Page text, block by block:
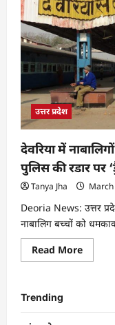
उत्तर प्रदेश
देवरिया में
पुलिस की रडार पर
Tanya Jha
Deoria News: उत्तर
नाबालिग बच्चों को
Read More
Trending